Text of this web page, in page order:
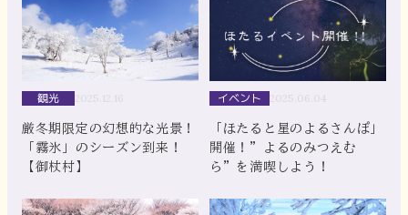
観光
厳冬期限定の幻想的な光景！
「霧氷」のシーズン到来！
【御杖村】
イベント
「ほたると星のよるさんぽ」
開催！”よるのみつえむ
ら”を満喫しよう！